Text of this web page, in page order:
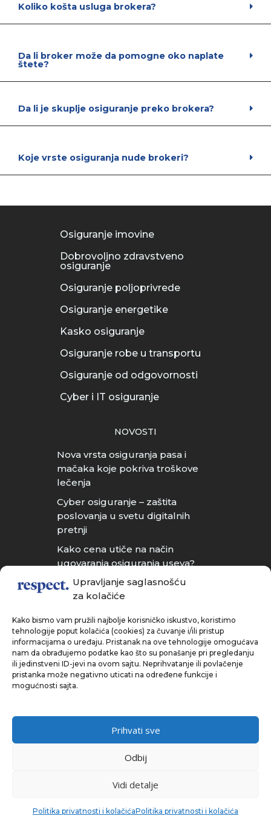
Upravljanje saglasnošću
za kolačiće
Kako bismo vam pružili najbolje korisničko iskustvo, koristimo
tehnologije poput kolačića (cookies) za čuvanje i/ili pristup
informacijama o uređaju. Pristanak na ove tehnologije omogućava
nam da obrađujemo podatke kao što su ponašanje pri pregledanju
ili jedinstveni ID-jevi na ovom sajtu. Neprihvatanje ili povlačenje
pristanka može negativno uticati na određene funkcije i
mogućnosti sajta.
Prihvati sve
Odbij
Vidi detalje
Politika privatnosti i kolačićaPolitika privatnosti i kolačića
Koliko košta usluga brokera?
Da li broker može da pomogne oko naplate
štete?
Da li je skuplje osiguranje preko brokera?
Koje vrste osiguranja nude brokeri?
Osiguranje imovine
Dobrovoljno zdravstveno
osiguranje
Osiguranje poljoprivrede
Osiguranje energetike
Kasko osiguranje
Osiguranje robe u transportu
Osiguranje od odgovornosti
Cyber i IT osiguranje
NOVOSTI
Nova vrsta osiguranja pasa i
mačaka koje pokriva troškove
lečenja
Cyber osiguranje – zaštita
poslovanja u svetu digitalnih
pretnji
Kako cena utiče na način
ugovaranja osiguranja useva?
Da li u Srbiji postoji osiguranje
kućnih ljubimaca?
Prvomajska 19
I
L